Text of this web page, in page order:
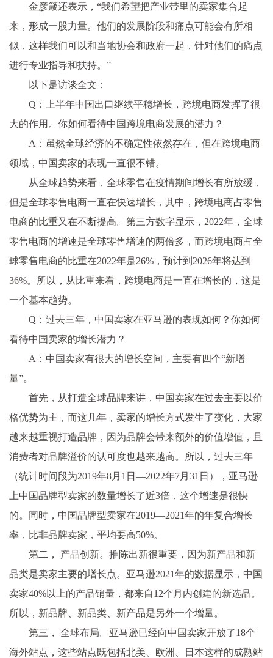
金彦箴还表示，“我们希望把产业带里的卖家集合起
来，形成一股力量。他们的发展阶段和痛点可能会有所相
似，这样我们可以和当地协会和政府一起，针对他们的痛点
进行专业指导和扶持。”
以下是访谈全文：
Q：上半年中国出口继续平稳增长，跨境电商发挥了很
大的作用。你如何看待中国跨境电商发展的潜力？
A：虽然全球经济的不确定性依然存在，但在跨境电商
领域，中国卖家的表现一直很不错。
从全球趋势来看，全球零售在疫情期间增长有所放缓，
但是全球零售电商一直在快速增长，其中，跨境电商占零售
电商的比重又在不断提高。第三方数字显示，2022年，全球
零售电商的增速是全球零售增速的两倍多，而跨境电商占全
球零售电商的比重在2022年是26%，预计到2026年将达到
36%。所以，从比重来看，跨境电商是一直在增长的，这是
一个基本趋势。
Q：过去三年，中国卖家在亚马逊的表现如何？你如何
看待中国卖家的增长潜力？
A：中国卖家有很大的增长空间，主要有四个“新增
量”。
首先，从打造全球品牌来讲，中国卖家在过去主要以价
格优势为主，而这几年，卖家的增长方式发生了变化，大家
越来越重视打造品牌，因为品牌会带来额外的价值增值，且
消费者对品牌溢价的认可度也越来越高。所以，过去三年
（统计时间段为2019年8月1日—2022年7月31日），亚马逊
上中国品牌型卖家的数量增长了近3倍，这个增速是很快
的。同时，中国品牌型卖家在2019—2021年的年复合增长
率，比非品牌卖家，平均要高50%。
第二， 产品创新。推陈出新很重要，因为新产品和新
品类是卖家主要的增长点。亚马逊2021年的数据显示，中国
卖家40%以上的产品销量，都来自12个月内创建的新选品。
所以，新品牌、新品类、新产品是另外一个增量。
第三， 全球布局。亚马逊已经向中国卖家开放了18个
海外站点，这些站点既包括北美、欧洲、日本这样的成熟站